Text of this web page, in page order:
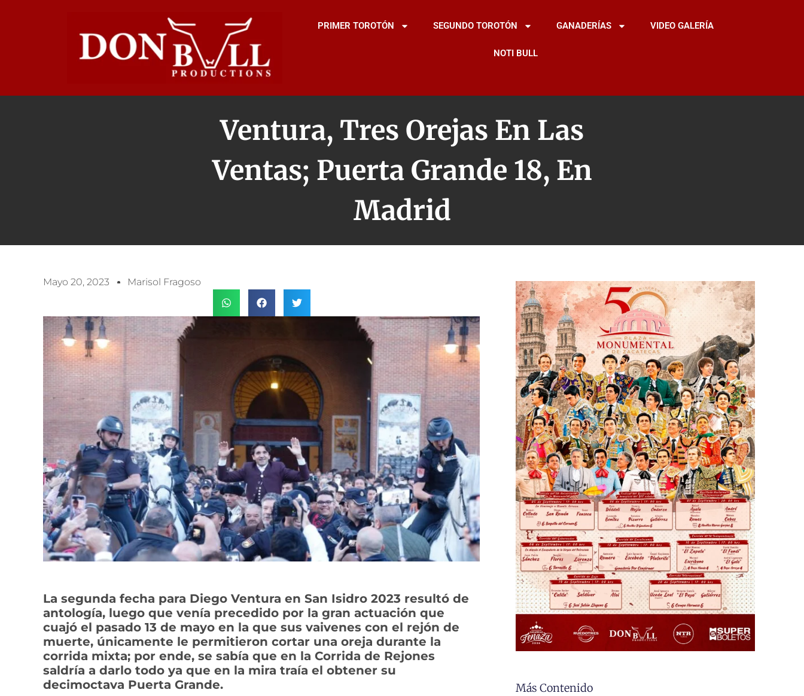
PRIMER TOROTÓN SEGUNDO TOROTÓN GANADERÍAS VIDEO GALERÍA
NOTI BULL
Ventura, Tres Orejas En Las
Ventas; Puerta Grande 18, En
Madrid
Mayo 20, 2023 Marisol Fragoso
La segunda fecha para Diego Ventura en San Isidro 2023 resultó de
antología, luego que venía precedido por la gran actuación que
cuajó el pasado 13 de mayo en la que sus vaivenes con el rejón de
muerte, únicamente le permitieron cortar una oreja durante la
corrida mixta; por ende, se sabía que en la Corrida de Rejones
saldría a darlo todo ya que en la mira traía el obtener su
decimoctava Puerta Grande.
Más Contenido